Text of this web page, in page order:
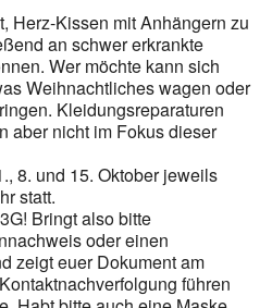
Herz-Kissen mit Anhängern zu
an schwer erkrankte
Wer möchte kann sich
Weihnachtliches wagen oder
Kleidungsreparaturen
aber nicht im Fokus dieser
8. und 15. Oktober jeweils
statt.
Bringt also bitte
oder einen
zeigt euer Dokument am
führen